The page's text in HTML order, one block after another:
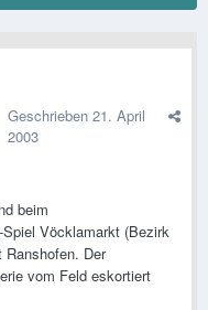
Geschrieben 21. April
2003
beim
Vöcklamarkt (Bezirk
Der
vom Feld eskortiert